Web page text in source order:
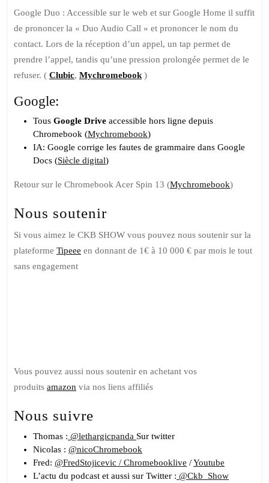
Google Duo : Accessible sur le web et sur Google Home il suffit
de prononcer la « Duo Audio Call » et prononcer le nom du
contact. Lors de la réception d’un appel, un tap permet de
prendre l’appel, tandis qu’une pression prolongée permet de le
refuser. ( Clubic, Mychromebook )
Google:
Tous Google Drive accessible hors ligne depuis
Chromebook (Mychromebook)
IA: Google corrige les fautes de grammaire dans Google
Docs (Siècle digital)
Retour sur le Chromebook Acer Spin 13 (Mychromebook)
Nous soutenir
Si vous aimez le CKB SHOW vous pouvez nous soutenir sur la
plateforme Tipeee en donnant de 1€ à 10 000 € par mois le tout
sans engagement
Vous pouvez aussi nous soutenir en achetant vos
produits amazon via nos liens affiliés
Nous suivre
Thomas : @lethargicpanda Sur twitter
Nicolas : @nicoChromebook
Fred: @FredStojicevic / Chromebooklive /Youtube
L’actu du podcast et aussi sur Twitter : @Ckb_Show